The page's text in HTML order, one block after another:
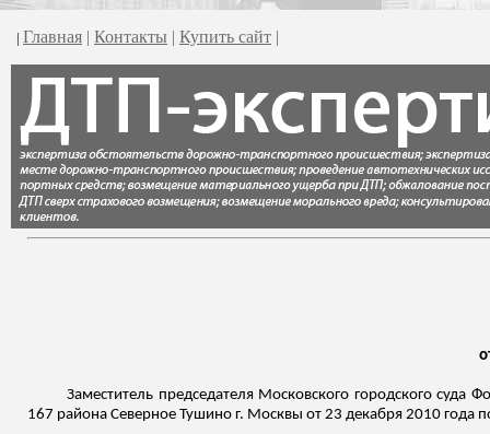
| Главная | Контакты | Купить сайт |
Заместитель председателя Московского городского
167 района Северное Тушино г. Москвы от 23 декабря 2010 года